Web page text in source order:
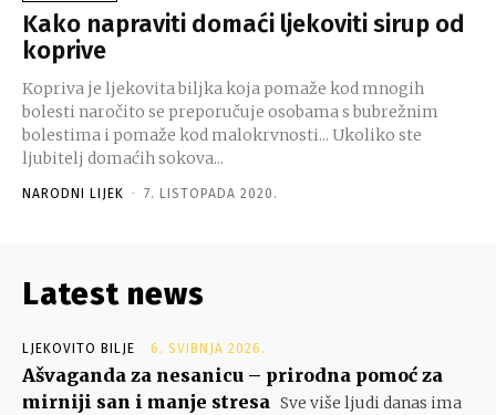
Kako napraviti domaći ljekoviti sirup od
koprive
Kopriva је ljekovita biljka koja pomaže kod mnogih
bolesti naročito se preporučuje osobama ѕ bubrežnim
bolestima і pomaže kod malokrvnosti... Ukoliko ste
ljubitelj domaćih sokova...
NARODNI LIJEK - 7. LISTOPADA 2020.
Latest news
LJEKOVITO BILJE 6. SVIBNJA 2026.
Ašvaganda za nesanicu – prirodna pomoć za
mirniji san i manje stresa Sve više ljudi danas ima